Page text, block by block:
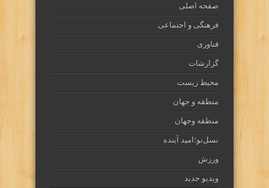
صفحه اصلی
فرهنگی و اجتماعی
فناوری
گزارشات
محیط زیست
منطقه و جهان
منطقه وجهان
نسل‌نو؛امید آینده
ورزش
ویدیو جدید